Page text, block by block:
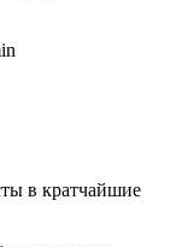
в кратчайшие